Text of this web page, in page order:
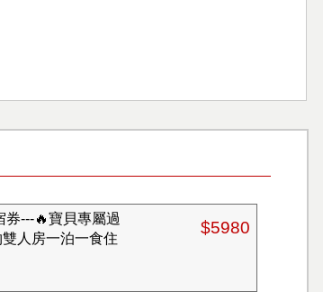
券---🔥寶貝專屬過
人房一泊一食住
$5980